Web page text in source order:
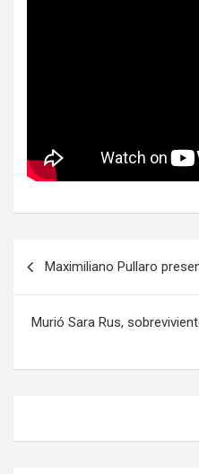
entradas
Maximiliano Pullaro
Murió Sara Rus,